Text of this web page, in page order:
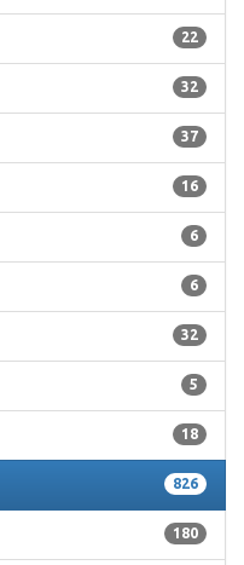
22
32
37
16
6
6
32
5
18
826
180